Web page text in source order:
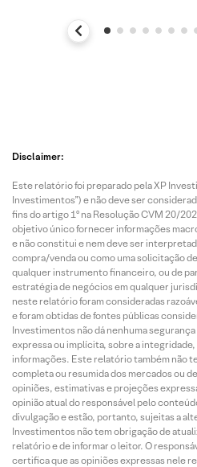
Disclaimer:
Este relatório foi preparado pela XP
Investimentos”) e não deve ser
fins do artigo 1º na Resolução CVM 20/
objetivo único fornecer informações
e não constitui e nem deve ser
compra/venda ou como uma solicitação
qualquer instrumento financeiro, ou de
estratégia de negócios em qualquer
neste relatório foram consideradas
e foram obtidas de fontes públicas
Investimentos não dá nenhuma
expressa ou implícita, sobre a
informações. Este relatório também não
completa ou resumida dos mercados ou
opiniões, estimativas e projeções
opinião atual do responsável pelo
divulgação e estão, portanto, sujeitas a
Investimentos não tem obrigação de
relatório e de informar o leitor. O
certifica que as opiniões expressas nele